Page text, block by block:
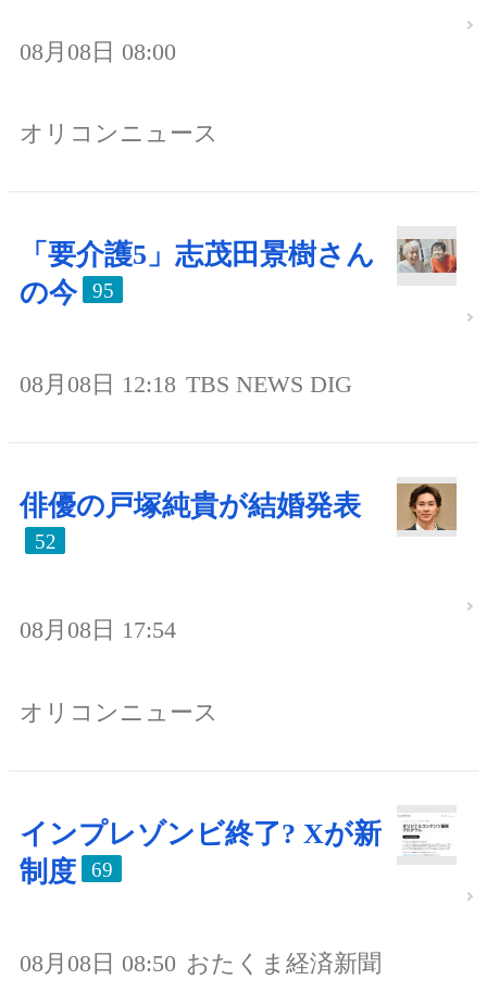
08月08日 08:00
オリコンニュース
「要介護5」志茂田景樹さん
の今
95
08月08日 12:18 TBS NEWS DIG
俳優の戸塚純貴が結婚発表
52
08月08日 17:54
オリコンニュース
インプレゾンビ終了? Xが新
制度
69
08月08日 08:50 おたくま経済新聞